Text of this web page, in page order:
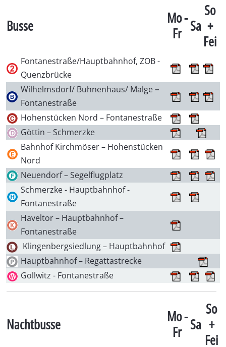
Busse
Mo -
Fr Sa
So
+
Fei
Fontanestraße/Hauptbahnhof, ZOB -
Quenzbrücke
Wilhelmsdorf/ Buhnenhaus/ Malge–
Fontanestraße
Hohenstücken Nord – Fontanestraße
Göttin – Schmerzke
Bahnhof Kirchmöser – Hohenstücken
Nord
Neuendorf – Segelflugplatz
Schmerzke - Hauptbahnhof -
Fontanestraße
Haveltor – Hauptbahnhof –
Fontanestraße
Klingenbergsiedlung – Hauptbahnhof
Hauptbahnhof – Regattastrecke
Gollwitz - Fontanestraße
Nachtbusse
Mo -
Fr Sa
So
+
Fei